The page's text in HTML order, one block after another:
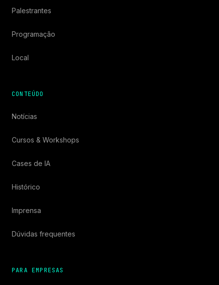
Palestrantes
Programação
Local
CONTEÚDO
Notícias
Cursos & Workshops
Cases de IA
Histórico
Imprensa
Dúvidas frequentes
PARA EMPRESAS